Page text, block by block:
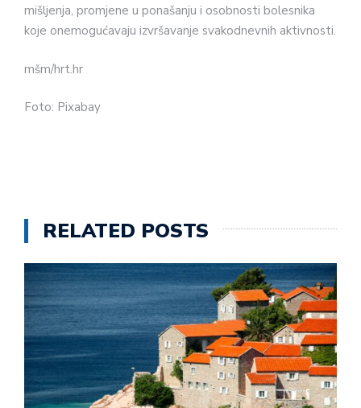
mišljenja, promjene u ponašanju i osobnosti bolesnika
koje onemogućavaju izvršavanje svakodnevnih aktivnosti.
mšm/hrt.hr
Foto: Pixabay
RELATED POSTS